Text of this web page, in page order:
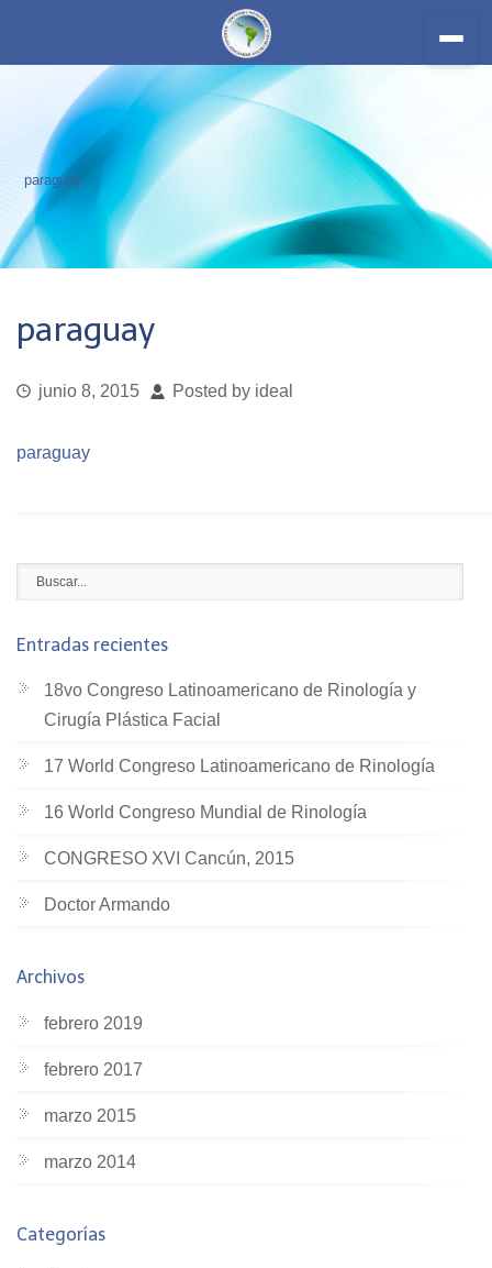
paraguay
Nosotros
Miembros
Contacto
paraguay
junio 8, 2015 Posted by ideal
paraguay
Entradas recientes
18vo Congreso Latinoamericano de Rinología y
Cirugía Plástica Facial
17 World Congreso Latinoamericano de Rinología
16 World Congreso Mundial de Rinología
CONGRESO XVI Cancún, 2015
Doctor Armando
Archivos
febrero 2019
febrero 2017
marzo 2015
marzo 2014
Categorías